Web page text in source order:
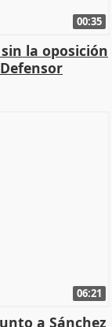
00:35
la oposición
06:21
a Sánchez